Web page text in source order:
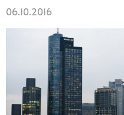
Artikel
Presseschau
Publikationen
06.10.2016